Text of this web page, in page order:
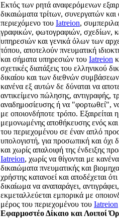
Εκτός των ρητά αναφερόμενων
δικαιώματα τρίτων, συνεργατών
περιεχόμενο του Iatreion,
γραφικών, φωτογραφιών, σχεδίων,
υπηρεσιών και γενικά όλων των
τόπου, αποτελούν πνευματική
και σήματα υπηρεσιών του Iatreion
σχετικές διατάξεις του ελληνικού
δικαίου και των διεθνών
κανένα εξ αυτών δε δύναται να
αντικείμενο πώλησης, αντιγραφής,
αναδημοσίευσης ή να "φορτωθεί",
με οποιονδήποτε τρόπο. Εξαιρείται
μεμονωμένης αποθήκευσης ενός
του περιεχομένου σε έναν απλό
υπολογιστή, για προσωπική και όχι
και χωρίς απαλοιφή της ένδειξης
Iatreion, χωρίς να θίγονται με
δικαιώματα πνευματικής και
χρήστης κατανοεί και αποδέχεται
δικαίωμα να αναπαράγει,
εκμεταλλεύεται εμπορικά με
μέρος του περιεχομένου του Iatreion
Εφαρμοστέο Δίκαιο και Λοιποί